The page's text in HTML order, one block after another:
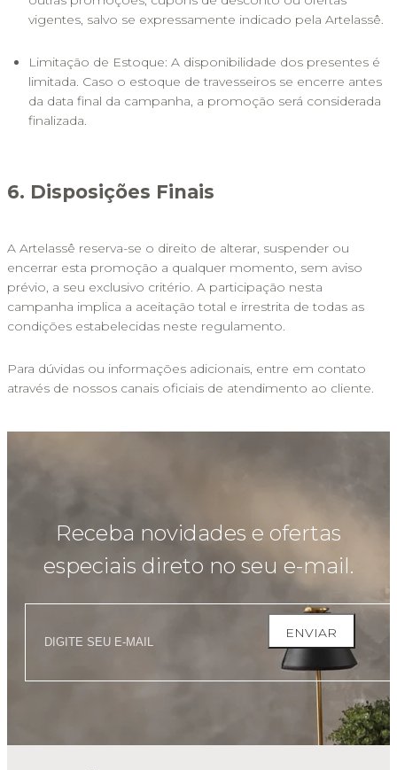
vigentes, salvo se expressamente indicado pela Artelassê.
Limitação de Estoque: A disponibilidade dos presentes é
limitada. Caso o estoque de travesseiros se encerre antes
da data final da campanha, a promoção será considerada
finalizada.
6. Disposições Finais
A Artelassê reserva-se o direito de alterar, suspender ou
encerrar esta promoção a qualquer momento, sem aviso
prévio, a seu exclusivo critério. A participação nesta
campanha implica a aceitação total e irrestrita de todas as
condições estabelecidas neste regulamento.
Para dúvidas ou informações adicionais, entre em contato
através de nossos canais oficiais de atendimento ao cliente.
Receba novidades e ofertas
especiais direto no seu e-mail.
ENVIAR